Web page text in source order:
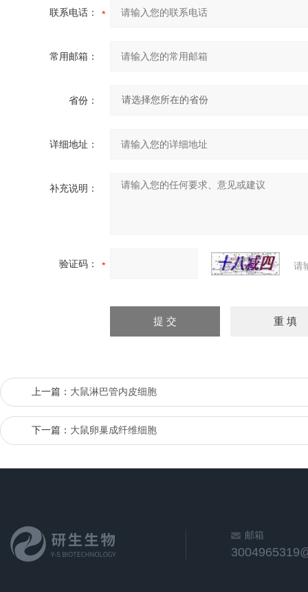
联系电话：
常用邮箱：
省份：
详细地址：
补充说明：
验证码： 请
上一篇： 大鼠淋巴管内皮细胞
下一篇： 大鼠卵巢成纤维细胞
邮箱